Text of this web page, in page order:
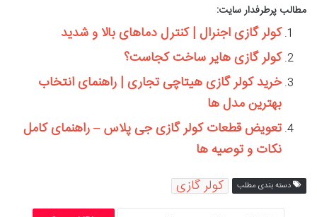
مطالب پرطرفدار سایت:
کولر گازی اجنرال | کنترل دماهای بالا و شدید
کولر گازی هایر ساخت کجاست؟
خرید کولر گازی هیتاچی تجاری | راهنمای انتخاب
بهترین مدل ها
تعویض قطعات کولر گازی جی پلاس – راهنمای کامل
نکات و توصیه ها
دسته بندی مطلب کولر گازی